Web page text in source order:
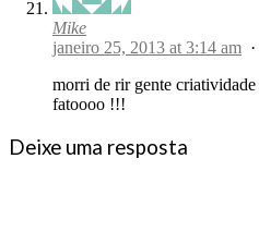
Mike
janeiro 25, 2013 at 3:14 am ·
morri de rir gente criatividade
fatoooo !!!
Deixe uma resposta